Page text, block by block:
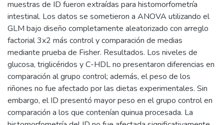
muestras de ID fueron extraídas para histomorfometría
intestinal. Los datos se sometieron a ANOVA utilizando el
GLM bajo diseño completamente aleatorizado con arreglo
factorial 3x2 más control y comparación de medias
mediante prueba de Fisher. Resultados. Los niveles de
glucosa, triglicéridos y C-HDL no presentaron diferencias en
comparación al grupo control; además, el peso de los
riñones no fue afectado por las dietas experimentales. Sin
embargo, el ID presentó mayor peso en el grupo control en
comparación a los que contenían quinua procesada. La